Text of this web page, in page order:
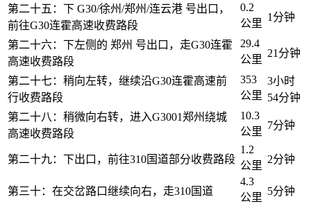
第二十五：下 G30/徐州/郑州/连云港 号出口，
前往G30连霍高速收费路段
0.2
公里
1分钟
第二十六：下左侧的 郑州 号出口，走G30连霍
高速收费路段
29.4
公里
21分钟
第二十七：稍向左转，继续沿G30连霍高速前
行收费路段
353
公里
3小时
54分钟
第二十八：稍微向右转，进入G3001郑州绕城
高速收费路段
10.3
公里
7分钟
第二十九：下出口，前往310国道部分收费路段
1.2
公里
2分钟
第三十：在交岔路口继续向右，走310国道
4.3
公里
5分钟